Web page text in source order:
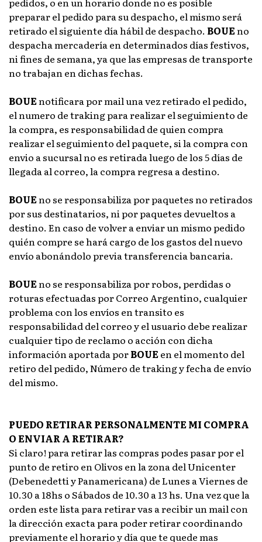
preparar el pedido para su despacho, el mismo será
retirado el siguiente día hábil de despacho. BOUEno
despacha mercadería en determinados días festivos,
ni fines de semana, ya que las empresas de transporte
no trabajan en dichas fechas.
BOUEnotificara por mail una vez retirado el pedido,
el numero de traking para realizar el seguimiento de
la compra, es responsabilidad de quien compra
realizar el seguimiento del paquete, si la compra con
envio a sucursal no es retirada luego de los 5 días de
llegada al correo, la compra regresa a destino.
BOUEno se responsabiliza por paquetes no retirados
por sus destinatarios, ni por paquetes devueltos a
destino. En caso de volver a enviar un mismo pedido
quién compre se hará cargo de los gastos del nuevo
envío abonándolo previa transferencia bancaria.
BOUEno se responsabiliza por robos, perdidas o
roturas efectuadas por Correo Argentino, cualquier
problema con los envíos en transito es
responsabilidad del correo y el usuario debe realizar
cualquier tipo de reclamo o acción con dicha
información aportada porBOUEen el momento del
retiro del pedido, Número de traking y fecha de envío
del mismo.
PUEDO RETIRAR PERSONALMENTE MI COMPRA
O ENVIAR A RETIRAR?
Si claro! para retirar las compras podes pasar por el
punto de retiro en Olivos en la zona del Unicenter
(Debenedetti y Panamericana) de Lunes a Viernes de
10.30 a 18hs o Sábados de 10.30 a 13 hs. Una vez que la
orden este lista para retirar vas a recibir un mail con
la dirección exacta para poder retirar coordinando
previamente el horario y día que te quede mas